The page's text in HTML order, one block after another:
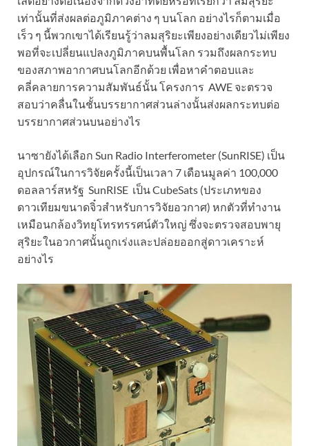
เท่านั้นที่ส่งผลต่อภูมิภาคต่าง ๆ บนโลก อย่างไรก็ตามเมื่อ
เร็ว ๆ นี้พวกเขาได้เรียนรู้ว่าลมสุริยะเพียงอย่างเดียวไม่เพียง
พอที่จะเปลี่ยนแปลงภูมิภาคบนพื้นโลก รวมถึงผลกระทบ
ของสภาพอากาศบนโลกอีกด้วย เพื่อหาคำตอบและ
คลี่คลายการความสัมพันธ์นั้น โครงการ AWE จะตรวจ
สอบว่าคลื่นในชั้นบรรยากาศส่วนล่างนั้นส่งผลกระทบต่อ
บรรยากาศส่วนบนอย่างไร
นาซายังได้เลือก Sun Radio Interferometer (SunRISE) เป็น
อุปกรณ์ในการวิจัยครั้งนี้เป็นเวลา 7 เดือนมูลค่า 100,000
ดอลลาร์สหรัฐ SunRISE เป็น CubeSats (ประเภทของ
ดาวเทียมขนาดจิ๋วสำหรับการวิจัยอวกาศ) หกตัวที่ทำงาน
เหมือนกล้องวิทยุโทรทรรศน์ตัวใหญ่ ซึ่งจะตรวจสอบพายุ
สุริยะในอวกาศนั้นถูกเร่งและปล่อยออกสู่ดาวเคราะห์
อย่างไร